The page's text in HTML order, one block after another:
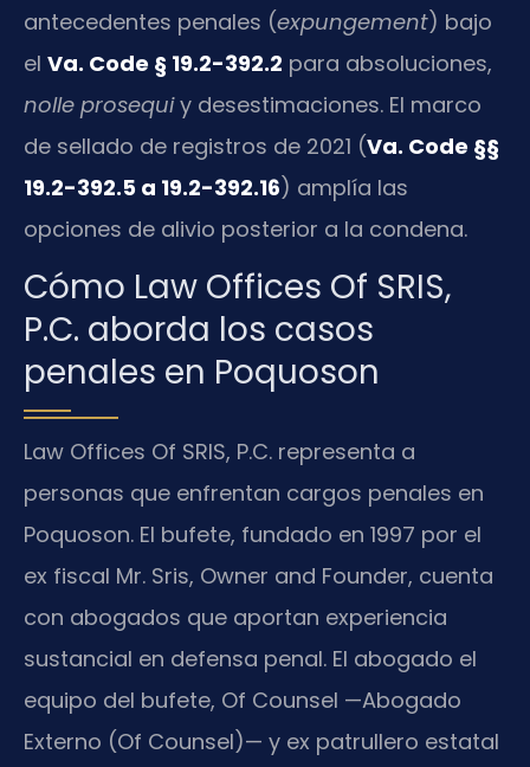
antecedentes penales (expungement) bajo
el Va. Code § 19.2-392.2 para absoluciones,
nolle prosequiy desestimaciones. El marco
de sellado de registros de 2021 (Va. Code §§
19.2-392.5 a 19.2-392.16) amplía las
opciones de alivio posterior a la condena.
Cómo Law Offices Of SRIS,
P.C. aborda los casos
penales en Poquoson
Law Offices Of SRIS, P.C. representa a
personas que enfrentan cargos penales en
Poquoson. El bufete, fundado en 1997 por el
ex fiscal Mr. Sris, Owner and Founder, cuenta
con abogados que aportan experiencia
sustancial en defensa penal. El abogado el
equipo del bufete, Of Counsel —Abogado
Externo (Of Counsel)— y ex patrullero estatal